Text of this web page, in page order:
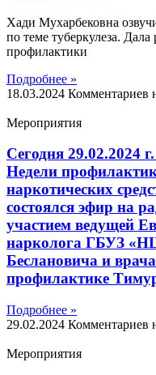
Хади Мухарбековна
по теме туберкулеза.
профилактики
Подробнее »
18.03.2024 Комментариев
Мероприятия
Сегодня 29.02.2024
Недели
наркотических
состоялся эфир на
участием ведущей
нарколога ГБУЗ
Беслановича и
профилактике
Подробнее »
29.02.2024 Комментариев
Мероприятия